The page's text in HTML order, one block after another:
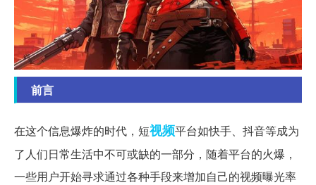
前言
在这个信息爆炸的时代，短视频平台如快手、抖音等成为
了人们日常生活中不可或缺的一部分，随着平台的火爆，
一些用户开始寻求通过各种手段来增加自己的视频曝光率